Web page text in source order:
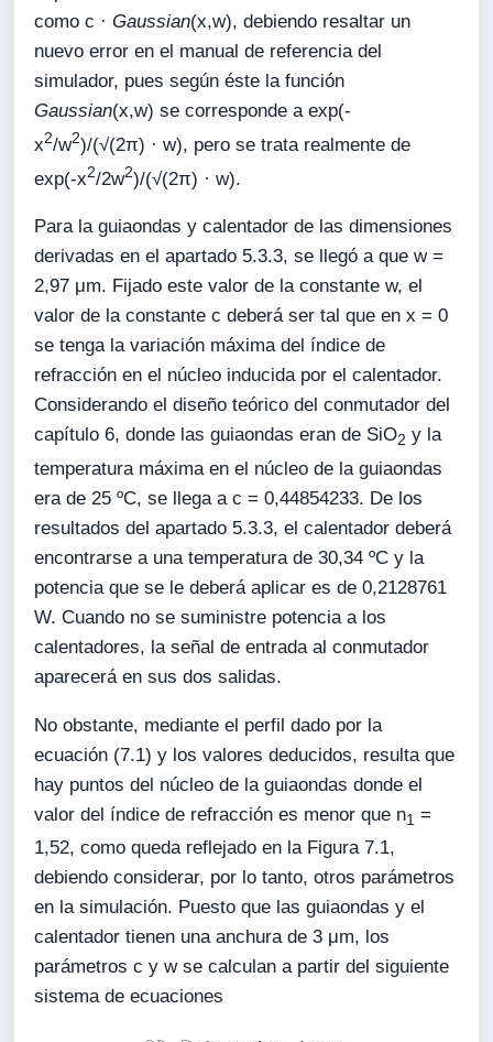
como c ·Gaussian(x,w), debiendo resaltar un
nuevo error en el manual de referencia del
simulador, pues según éste la función
Gaussian(x,w) se corresponde a exp(-
x2/w2)/(√(2π) · w), pero se trata realmente de
exp(-x2/2w2)/(√(2π) · w).
Para la guiaondas y calentador de las dimensiones
derivadas en el apartado 5.3.3, se llegó a que w =
2,97 μm. Fijado este valor de la constante w, el
valor de la constante c deberá ser tal que en x = 0
se tenga la variación máxima del índice de
refracción en el núcleo inducida por el calentador.
Considerando el diseño teórico del conmutador del
capítulo 6, donde las guiaondas eran de SiO2 y la
temperatura máxima en el núcleo de la guiaondas
era de 25 ºC, se llega a c = 0,44854233. De los
resultados del apartado 5.3.3, el calentador deberá
encontrarse a una temperatura de 30,34 ºC y la
potencia que se le deberá aplicar es de 0,2128761
W. Cuando no se suministre potencia a los
calentadores, la señal de entrada al conmutador
aparecerá en sus dos salidas.
No obstante, mediante el perfil dado por la
ecuación (7.1) y los valores deducidos, resulta que
hay puntos del núcleo de la guiaondas donde el
valor del índice de refracción es menor que n1 =
1,52, como queda reflejado en la Figura 7.1,
debiendo considerar, por lo tanto, otros parámetros
en la simulación. Puesto que las guiaondas y el
calentador tienen una anchura de 3 μm, los
parámetros c y w se calculan a partir del siguiente
sistema de ecuaciones